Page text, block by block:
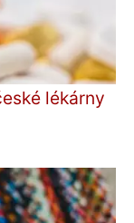
lékárny